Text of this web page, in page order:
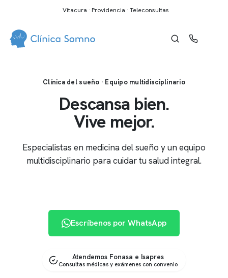
Vitacura · Providencia · Teleconsultas
Clínica del sueño · Equipo multidisciplinario
Descansa bien.
Vive mejor.
Especialistas en medicina del sueño y un equipo
multidisciplinario para cuidar tu salud integral.
Escríbenos por WhatsApp
Atendemos Fonasa e Isapres
Consultas médicas y exámenes con convenio